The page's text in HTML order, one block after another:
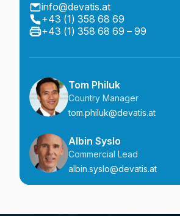
info@devatis.at
+43 (1) 358 68 69
+43 (1) 358 68 69 – 99
Tom Philuk
Country Manager
tom.philuk@devatis.at
Albin Syslo
Commercial Lead
albin.syslo@devatis.at